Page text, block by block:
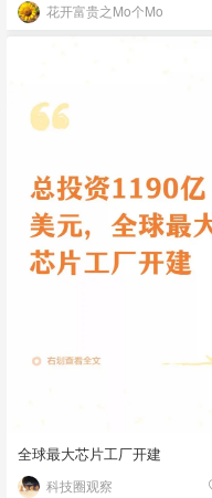
花开富贵之Mo个Mo
全球最大芯片工厂开建
科技圈观察